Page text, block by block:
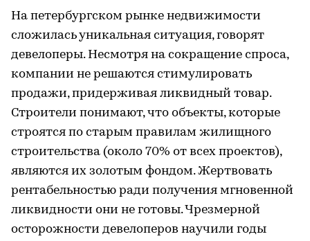
На петербургском рынке недвижимости
сложилась уникальная ситуация, говорят
девелоперы. Несмотря на сокращение спроса,
компании не решаются стимулировать
продажи, придерживая ликвидный товар.
Строители понимают, что объекты, которые
строятся по старым правилам жилищного
строительства (около 70% от всех проектов),
являются их золотым фондом. Жертвовать
рентабельностью ради получения мгновенной
ликвидности они не готовы. Чрезмерной
осторожности девелоперов научили годы